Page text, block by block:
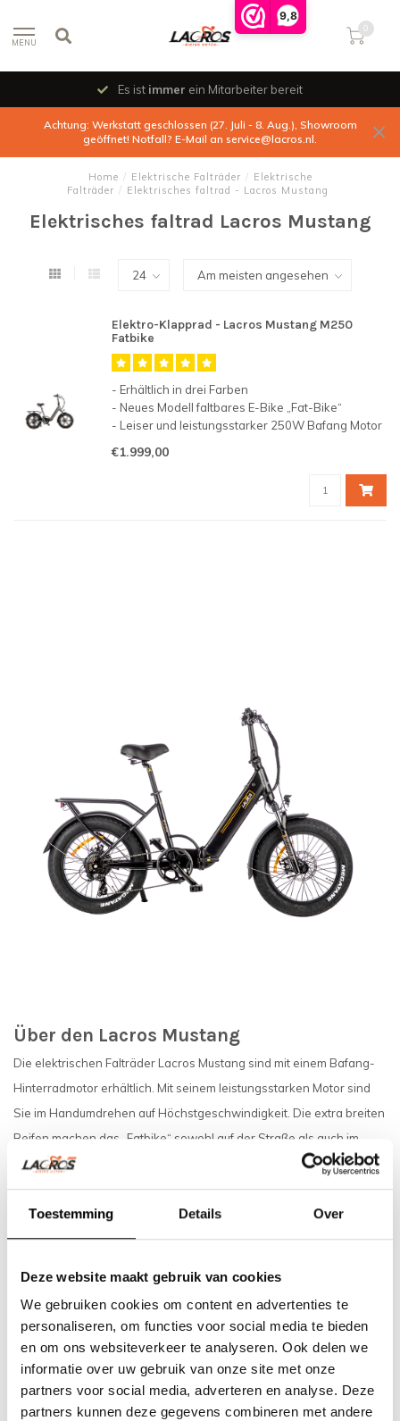
9,8
Toestemming Details Over
Deze website maakt gebruik van cookies
We gebruiken cookies om content en advertenties te
personaliseren, om functies voor social media te bieden
en om ons websiteverkeer te analyseren. Ook delen we
informatie over uw gebruik van onze site met onze
partners voor social media, adverteren en analyse. Deze
partners kunnen deze gegevens combineren met andere
MENU
0
Es ist immer ein Mitarbeiter bereit
Achtung: Werkstatt geschlossen (27. Juli - 8. Aug.), Showroom
geöffnet! Notfall? E-Mail an service@lacros.nl.
Home / Elektrische Falträder / Elektrische
Falträder / Elektrisches faltrad - Lacros Mustang
Elektrisches faltrad Lacros Mustang
Elektro-Klapprad - Lacros Mustang M250
Fatbike
- Erhältlich in drei Farben
- Neues Modell faltbares E-Bike „Fat-Bike“
- Leiser und leistungsstarker 250W Bafang Motor
- Ohne Unterstützung das Fahrraderlebnis eines
€1.999,00
Über den Lacros Mustang
Die elektrischen Falträder Lacros Mustang sind mit einem Bafang-
Hinterradmotor erhältlich. Mit seinem leistungsstarken Motor sind
Sie im Handumdrehen auf Höchstgeschwindigkeit. Die extra breiten
Reifen machen das „Fatbike“ sowohl auf der Straße als auch im
Gelände zum Hingucker. So radelst du mühelos bei Wind und
Steigungen. Das Fahrrad verfügt außerdem über 7 Shimano-Gänge
und 9 Stützpositionen.
ist. So können Sie es zusammenklappen und in Ihrem Wohnmobil
oder im Kofferraum des Autos verstauen. Besuchen Sie unseren
Showroom und überzeugen Sie sich selbst.